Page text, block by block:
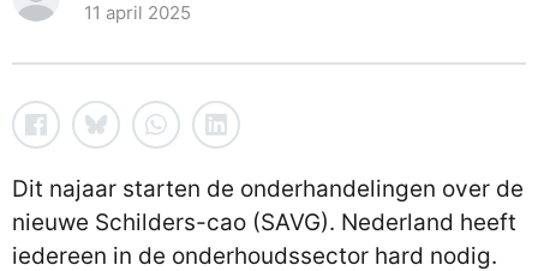
11 april 2025
Dit najaar starten de onderhandelingen over de
nieuwe Schilders-cao (SAVG). Nederland heeft
iedereen in de onderhoudssector hard nodig.